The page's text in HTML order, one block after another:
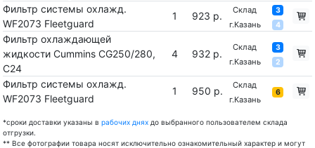
Фильтр системы охлажд.
WF2073 Fleetguard
1 923 р.
Склад
г.Казань
3
4
Фильтр охлаждающей
жидкости Cummins CG250/280,
C24
4 932 р.
Склад
г.Казань
3
2
Фильтр системы охлажд.
WF2073 Fleetguard
1 950 р.
Склад
г.Казань
6
*сроки доставки указаны в рабочих днях до выбранного пользователем склада
отгрузки.
** Все фотографии товара носят исключительно ознакомительный характер и могут